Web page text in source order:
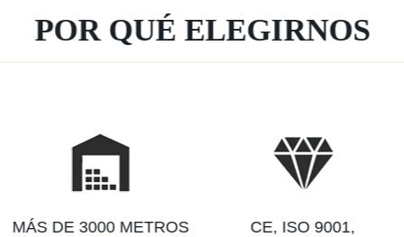
POR QUÉ ELEGIRNOS
MÁS DE 3000 METROS
CE, ISO 9001,